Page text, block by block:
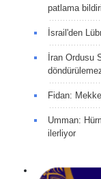
patlama
İsrail'den
İran Ordusu
Fidan:
Umman:
ilerliyor